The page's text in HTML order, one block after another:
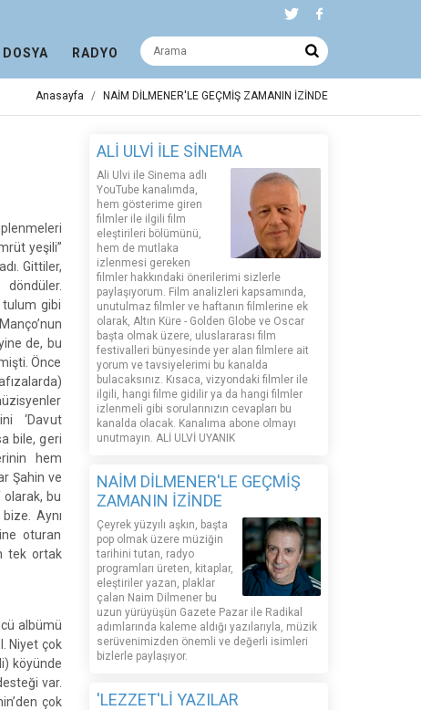
RADYO
Anasayfa NAİM DİLMENER'LE GEÇMİŞ ZAMANIN İZİNDE
yeşili”
Gittiler,
tulum gibi
de, bu
Önce
‘Davut
bile, geri
hem
Şahin ve
bu
Aynı
oturan
tek ortak
albümü
Niyet çok
köyünde
var.
çok
ALİ ULVİ İLE SİNEMA
Ali Ulvi ile Sinema adlı
YouTube kanalımda,
hem gösterime giren
filmler ile ilgili film
eleştirileri bölümünü,
hem de mutlaka
izlenmesi gereken
filmler hakkındaki önerilerimi sizlerle
paylaşıyorum. Film analizleri kapsamında,
unutulmaz filmler ve haftanın filmlerine ek
olarak, Altın Küre - Golden Globe ve Oscar
başta olmak üzere, uluslararası film
festivalleri bünyesinde yer alan filmlere ait
yorum ve tavsiyelerimi bu kanalda
bulacaksınız. Kısaca, vizyondaki filmler ile
ilgili, hangi filme gidilir ya da hangi filmler
izlenmeli gibi sorularınızın cevapları bu
kanalda olacak. Kanalıma abone olmayı
unutmayın. ALİ ULVİ UYANIK
NAİM DİLMENER'LE GEÇMİŞ
ZAMANIN İZİNDE
Çeyrek yüzyılı aşkın, başta
pop olmak üzere müziğin
tarihini tutan, radyo
programları üreten, kitaplar,
eleştiriler yazan, plaklar
çalan Naim Dilmener bu
uzun yürüyüşün Gazete Pazar ile Radikal
adımlarında kaleme aldığı yazılarıyla, müzik
serüvenimizden önemli ve değerli isimleri
bizlerle paylaşıyor.
'LEZZET'Lİ YAZILAR